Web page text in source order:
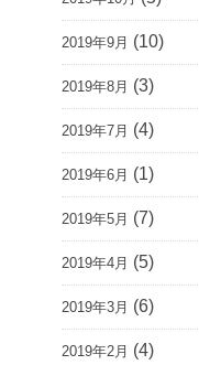
2019年9月 (10)
2019年8月 (3)
2019年7月 (4)
2019年6月 (1)
2019年5月 (7)
2019年4月 (5)
2019年3月 (6)
2019年2月 (4)